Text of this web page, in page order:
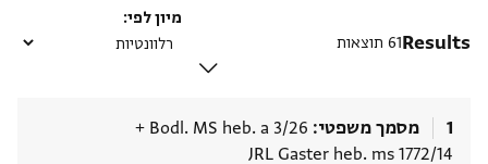
Results61 תוצאות
מיון לפי
1 מסמך משפטי Bodl. MS heb. a 3/26
+
JRL Gaster heb. ms 1772/14